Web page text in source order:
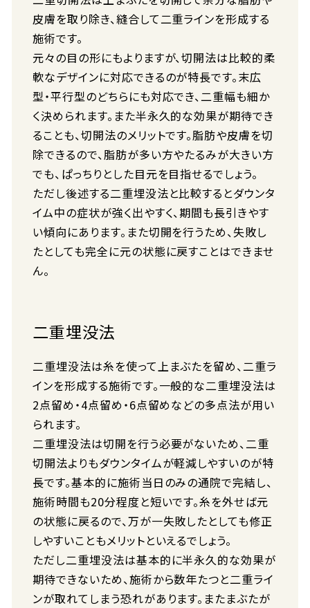
皮膚を取り除き、縫合して二重ラインを形成する
施術です。
元々の目の形にもよりますが、切開法は比較的柔
軟なデザインに対応できるのが特長です。末広
型・平行型のどちらにも対応でき、二重幅も細か
く決められます。また半永久的な効果が期待でき
ることも、切開法のメリットです。脂肪や皮膚を切
除できるので、脂肪が多い方やたるみが大きい方
でも、ぱっちりとした目元を目指せるでしょう。
ただし後述する二重埋没法と比較するとダウンタ
イム中の症状が強く出やすく、期間も長引きやす
い傾向にあります。また切開を行うため、失敗し
たとしても完全に元の状態に戻すことはできませ
ん。
二重埋没法
二重埋没法は糸を使って上まぶたを留め、二重ラ
インを形成する施術です。一般的な二重埋没法は
2点留め・4点留め・6点留めなどの多点法が用い
られます。
二重埋没法は切開を行う必要がないため、二重
切開法よりもダウンタイムが軽減しやすいのが特
長です。基本的に施術当日のみの通院で完結し、
施術時間も20分程度と短いです。糸を外せば元
の状態に戻るので、万が一失敗したとしても修正
しやすいこともメリットといえるでしょう。
ただし二重埋没法は基本的に半永久的な効果が
期待できないため、施術から数年たつと二重ライ
ンが取れてしまう恐れがあります。またまぶたが